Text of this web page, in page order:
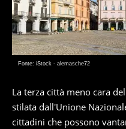
Fonte: iStock - alemasche72
La terza città meno cara
stilata dall'Unione
cittadini che possono